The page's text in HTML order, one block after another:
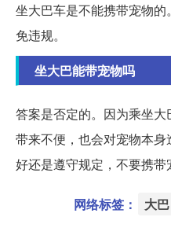
坐大巴车是不能携带宠物
免违规。
坐大巴能带宠物吗
答案是否定的。因为乘坐
带来不便，也会对宠物本
好还是遵守规定，不要携带
网络标签： 大巴